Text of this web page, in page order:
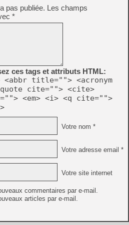
pas publiée. Les champs
*
ces tags et attributs HTML:
title=""> <acronym
cite=""> <cite>
<em> <i> <q cite="">
Votre nom *
Votre adresse email *
Votre site internet
commentaires par e-mail.
articles par e-mail.